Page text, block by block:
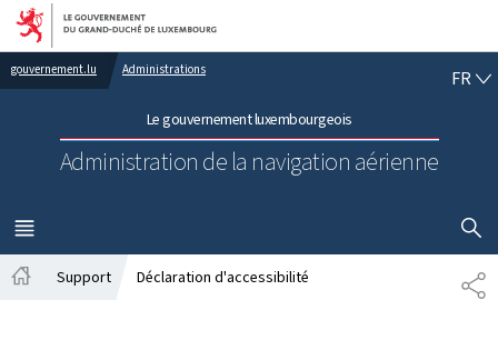
Aller au menu principal
Aller au contenu
gouvernement.lu Administrations
Le gouvernement luxembourgeois
Administration de la navigation aérienne
FR
MENU
PRINCIPAL
Support Déclaration d'accessibilité